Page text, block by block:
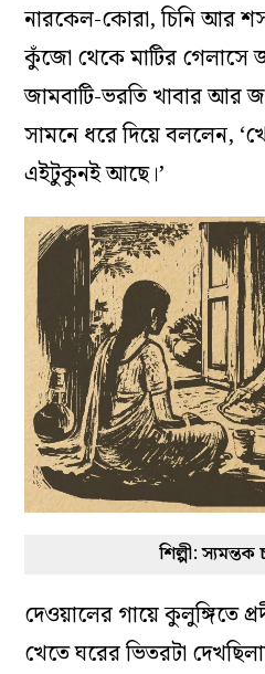
নারকেল-কোরা, চিনি আর
কুঁজো থেকে মাটির গেলাসে
জামবাটি-ভরতি খাবার আর
সামনে ধরে দিয়ে বললেন,
এইটুকুনই আছে।’
শিল্পী: স্যমন্তক
দেওয়ালের গায়ে কুলুঙ্গিতে
খেতে ঘরের ভিতরটা